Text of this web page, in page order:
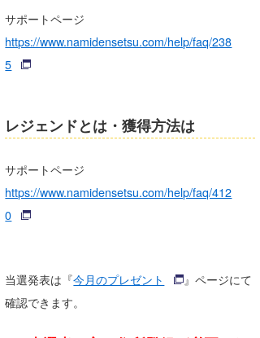
サポートページ
https://www.namidensetsu.com/help/faq/238
5
レジェンドとは・獲得方法は
サポートページ
https://www.namidensetsu.com/help/faq/412
0
当選発表は『今月のプレゼント
』ページにて
確認できます。
CBA Films
田原啓江
喜納海人
chan-U
KID
MIN
mitz